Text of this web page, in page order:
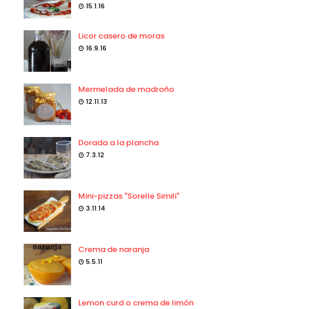
15.1.16
Licor casero de moras
16.9.16
Mermelada de madroño
12.11.13
Dorada a la plancha
7.3.12
Mini-pizzas "Sorelle Simili"
3.11.14
Crema de naranja
5.5.11
Lemon curd o crema de limón